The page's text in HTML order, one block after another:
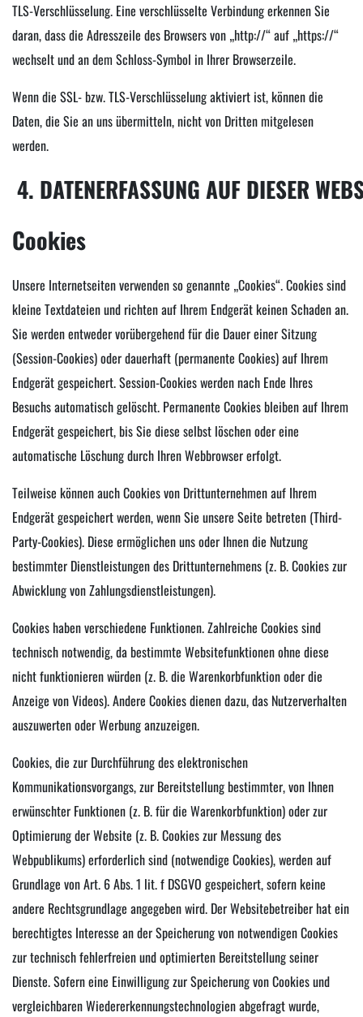
TLS-Verschlüsselung. Eine verschlüsselte Verbindung erkennen Sie
daran, dass die Adresszeile des Browsers von „http://“ auf „https://“
wechselt und an dem Schloss-Symbol in Ihrer Browserzeile.
Wenn die SSL- bzw. TLS-Verschlüsselung aktiviert ist, können die
Daten, die Sie an uns übermitteln, nicht von Dritten mitgelesen
werden.
4. DATENERFASSUNG AUF DIESER
Cookies
Unsere Internetseiten verwenden so genannte „Cookies“. Cookies sind
kleine Textdateien und richten auf Ihrem Endgerät keinen Schaden an.
Sie werden entweder vorübergehend für die Dauer einer Sitzung
(Session-Cookies) oder dauerhaft (permanente Cookies) auf Ihrem
Endgerät gespeichert. Session-Cookies werden nach Ende Ihres
Besuchs automatisch gelöscht. Permanente Cookies bleiben auf Ihrem
Endgerät gespeichert, bis Sie diese selbst löschen oder eine
automatische Löschung durch Ihren Webbrowser erfolgt.
Teilweise können auch Cookies von Drittunternehmen auf Ihrem
Endgerät gespeichert werden, wenn Sie unsere Seite betreten (Third-
Party-Cookies). Diese ermöglichen uns oder Ihnen die Nutzung
bestimmter Dienstleistungen des Drittunternehmens (z. B. Cookies zur
Abwicklung von Zahlungsdienstleistungen).
Cookies haben verschiedene Funktionen. Zahlreiche Cookies sind
technisch notwendig, da bestimmte Websitefunktionen ohne diese
nicht funktionieren würden (z. B. die Warenkorbfunktion oder die
Anzeige von Videos). Andere Cookies dienen dazu, das Nutzerverhalten
auszuwerten oder Werbung anzuzeigen.
Cookies, die zur Durchführung des elektronischen
Kommunikationsvorgangs, zur Bereitstellung bestimmter, von Ihnen
erwünschter Funktionen (z. B. für die Warenkorbfunktion) oder zur
Optimierung der Website (z. B. Cookies zur Messung des
Webpublikums) erforderlich sind (notwendige Cookies), werden auf
Grundlage von Art. 6 Abs. 1 lit. f DSGVO gespeichert, sofern keine
andere Rechtsgrundlage angegeben wird. Der Websitebetreiber hat ein
berechtigtes Interesse an der Speicherung von notwendigen Cookies
zur technisch fehlerfreien und optimierten Bereitstellung seiner
Dienste. Sofern eine Einwilligung zur Speicherung von Cookies und
vergleichbaren Wiedererkennungstechnologien abgefragt wurde,